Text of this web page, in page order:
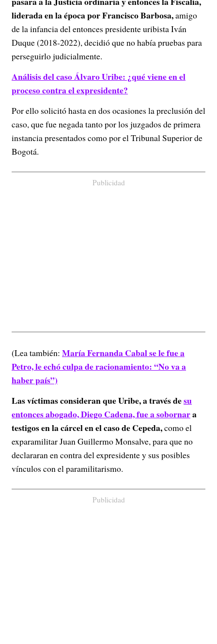
liderada en la época por Francisco Barbosa,amigo
de la infancia del entonces presidente uribista Iván
Duque (2018-2022), decidió que no había pruebas para
perseguirlo judicialmente.
Análisis del caso Álvaro Uribe: ¿qué viene en el
proceso contra el expresidente?
Por ello solicitó hasta en dos ocasiones la preclusión del
caso, que fue negada tanto por los juzgados de primera
instancia presentados como por el Tribunal Superior de
Bogotá.
Publicidad
(Lea también: María Fernanda Cabal se le fue a
Petro, le echó culpa de racionamiento: “No va a
haber país”)
Las víctimas consideran que Uribe, a través desu
entonces abogado, Diego Cadena, fue a sobornara
testigos en la cárcel en el caso de Cepeda,como el
exparamilitar Juan Guillermo Monsalve, para que no
declararan en contra del expresidente y sus posibles
vínculos con el paramilitarismo.
Publicidad